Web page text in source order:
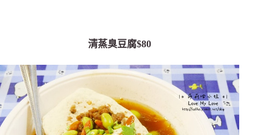
清蒸臭豆腐$80